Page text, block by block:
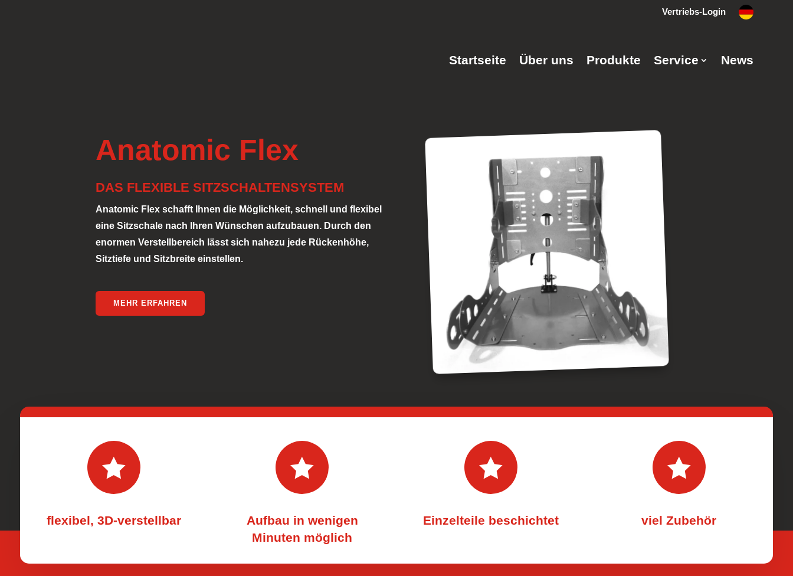
Vertriebs-Login
Startseite Über uns Produkte Service News
Anatomic Flex
DAS FLEXIBLE SITZSCHALTENSYSTEM
Anatomic Flex schafft Ihnen die Möglichkeit, schnell und flexibel
eine Sitzschale nach Ihren Wünschen aufzubauen. Durch den
enormen Verstellbereich lässt sich nahezu jede Rückenhöhe,
Sitztiefe und Sitzbreite einstellen.
MEHR ERFAHREN

flexibel, 3D-verstellbar

Aufbau in wenigen
Minuten möglich

Einzelteile beschichtet

viel Zubehör